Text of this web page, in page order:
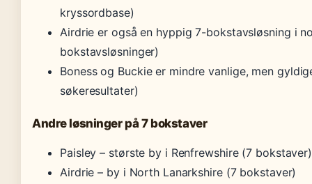
kryssordbase)
Airdrie er også en hyppig 7-bokstavsløsning i
bokstavsløsninger)
Boness og Buckie er mindre vanlige, men
søkeresultater)
Andre løsninger på 7 bokstaver
Paisley – største by i Renfrewshire (7 bokstaver)
Airdrie – by i North Lanarkshire (7 bokstaver)